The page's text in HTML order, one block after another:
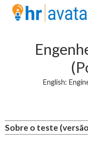
English:
Sobre o teste